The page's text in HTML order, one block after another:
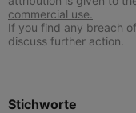
commercial use.
If you find any breach
discuss further action.
Stichworte